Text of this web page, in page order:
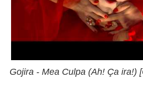
Gojira - Mea Culpa (Ah! Ça ira!)